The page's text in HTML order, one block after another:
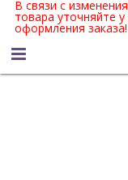
В связи с
товара уточняйте
оформления заказа!